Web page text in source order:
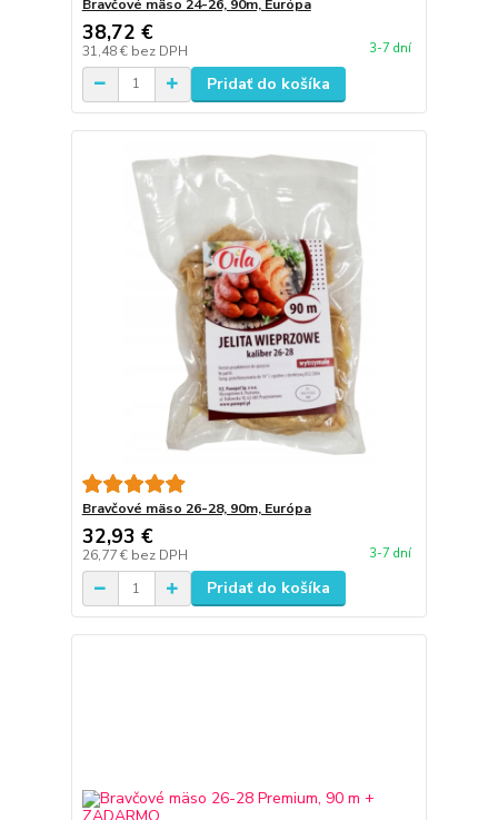
Bravčové mäso 24-26, 90m, Európa
38,72 €
31,48 € bez DPH 3-7 dní
Pridať do košíka
Bravčové mäso 26-28, 90m, Európa
32,93 €
26,77 € bez DPH 3-7 dní
Pridať do košíka